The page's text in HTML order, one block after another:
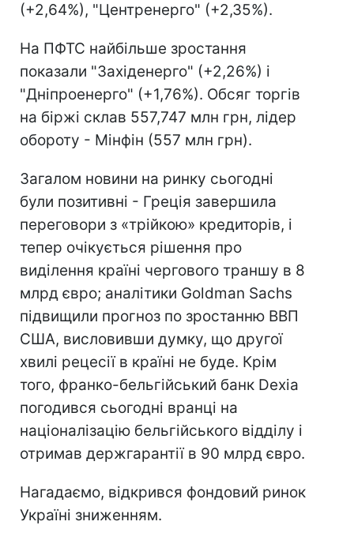
(+2,64%), "Центренерго" (+2,35%).
На ПФТС найбільше зростання
показали "Західенерго" (+2,26%) і
"Дніпроенерго" (+1,76%). Обсяг торгів
на біржі склав 557,747 млн грн, лідер
обороту - Мінфін (557 млн ​​грн).
Загалом новини на ринку сьогодні
були позитивні - Греція завершила
переговори з «трійкою» кредиторів, і
тепер очікується рішення про
виділення країні чергового траншу в 8
млрд євро; аналітики Goldman Sachs
підвищили прогноз по зростанню ВВП
США, висловивши думку, що другої
хвилі рецесії в країні не буде. Крім
того, франко-бельгійський банк Dexia
погодився сьогодні вранці на
націоналізацію бельгійського відділу і
отримав держгарантії в 90 млрд євро.
Нагадаємо, відкрився фондовий ринок
Україні зниженням.